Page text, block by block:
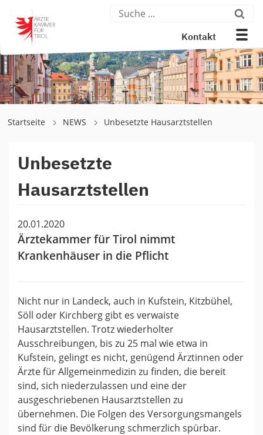
Kontakt
Startseite NEWS Unbesetzte Hausarztstellen
Unbesetzte
Hausarztstellen
20.01.2020
Ärztekammer für Tirol nimmt
Krankenhäuser in die Pflicht
Nicht nur in Landeck, auch in Kufstein, Kitzbühel,
Söll oder Kirchberg gibt es verwaiste
Hausarztstellen. Trotz wiederholter
Ausschreibungen, bis zu 25 mal wie etwa in
Kufstein, gelingt es nicht, genügend Ärztinnen oder
Ärzte für Allgemeinmedizin zu finden, die bereit
sind, sich niederzulassen und eine der
ausgeschriebenen Hausarztstellen zu
übernehmen. Die Folgen des Versorgungsmangels
sind für die Bevölkerung schmerzlich spürbar.